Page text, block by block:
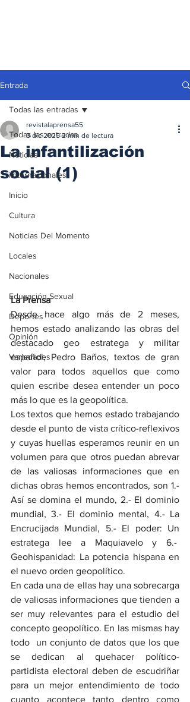
Entrada
Todas las entradas
Noticias
iInternacionales
Inicio
Cultura
Noticias Del Momento
Locales
Nacionales
Educación Sexual
Deportes
Opinión
Variedades
Todas las entradas
La infantilización
social (1)
revistalaprensa55
3 dic 2025 2 min de lectura
La Prensa
Desde hace algo más de 2 meses,
hemos estado analizando las obras del
destacado geo estratega y militar
español, Pedro Baños, textos de gran
valor para todos aquellos que como
quien escribe desea entender un poco
más lo que es la geopolítica.
Los textos que hemos estado trabajando
desde el punto de vista crítico-reflexivos
y cuyas huellas esperamos reunir en un
volumen para que otros puedan abrevar
de las valiosas informaciones que en
dichas obras hemos encontrados, son 1.-
Así se domina el mundo, 2.- El dominio
mundial, 3.- El dominio mental, 4.- La
Encrucijada Mundial, 5.- El poder: Un
estratega lee a Maquiavelo y 6.-
Geohispanidad: La potencia hispana en
el nuevo orden geopolítico.
En cada una de ellas hay una sobrecarga
de valiosas informaciones que tienden a
ser muy relevantes para el estudio del
concepto geopolítico. En las mismas hay
todo  un conjunto de datos que los que
se dedican al quehacer político-
partidista electoral deben de escudriñar
para un mejor entendimiento de todo
cuanto acontece tanto dentro como